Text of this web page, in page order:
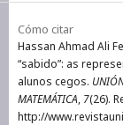
Cómo citar
Hassan Ahmad Ali
“sabido”: as
alunos cegos.
MATEMÁTICA, 7(26).
http://